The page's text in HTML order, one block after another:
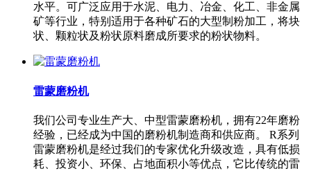
水平。可广泛应用于水泥、电力、冶金、化工、非金属
矿等行业，特别适用于各种矿石的大型制粉加工，将块
状、颗粒状及粉状原料磨成所要求的粉状物料。
雷蒙磨粉机
我们公司专业生产大、中型雷蒙磨粉机，拥有22年磨粉
经验，已经成为中国的磨粉机制造商和供应商。 R系列
雷蒙磨粉机是经过我们的专家优化升级改造，具有低损
耗、投资小、环保、占地面积小等优点，它比传统的雷